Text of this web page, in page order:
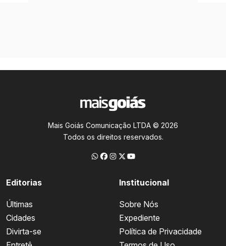
Mais Goiás Comunicação LTDA © 2026
Todos os direitos reservados.
Editorias
Últimas
Cidades
Divirta-se
Institucional
Sobre Nós
Expediente
Política de Privacidade